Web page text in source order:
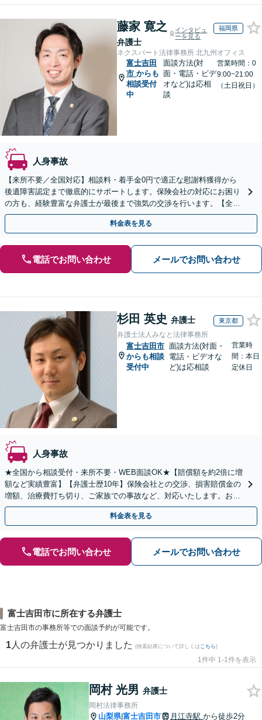
藤家 寛之
弁護士
インタビュ
ーを見る
福岡県
ネクスパート法律事務所 北九州オフィス
富士吉田
市 からも
相談受付
中
面談方法(対
面・電話・ビデ
オなど)は応相
談
営業時間：0
9:00~21:00
（土日祝日）
人身事故
【来所不要／全国対応】相談料・着手金0円で適正な慰謝料獲得から
後遺障害認定まで徹底的にサポートします。保険会社の対応にお困り
の方も、経験豊富な弁護士が最後まで強気の交渉を行います。【全国
13拠点】お気軽にご相談ください。
料金表を見る
電話でお問い合わせ メールでお問い合わせ
杉田 英史 弁護士 東京都
弁護士法人みなと法律事務所
富士吉田市
からも相談
受付中
面談方法(対面・
電話・ビデオな
ど)は応相談
営業時
間：本日
定休日
人身事故
★全国から相談受付・来所不要・WEB面談OK★【賠償額を約2倍に増
額など実績豊富】【弁護士歴10年】保険会社との交渉、損害賠償金の
増額、治療費打ち切り、ご家族での事故など、対応いたします。お早
めにご相談ください【初回相談・着手金無料】
料金表を見る
電話でお問い合わせ メールでお問い合わせ
富士吉田市に所在する弁護士
富士吉田市の事務所等での面談予約が可能です。
1 人の弁護士が見つかりました (検索結果について詳しくは こちら)
1件中 1-1件を表示
岡村 光男 弁護士
岡村法律事務所
山梨県|富士吉田市 月江寺駅 から徒歩2分